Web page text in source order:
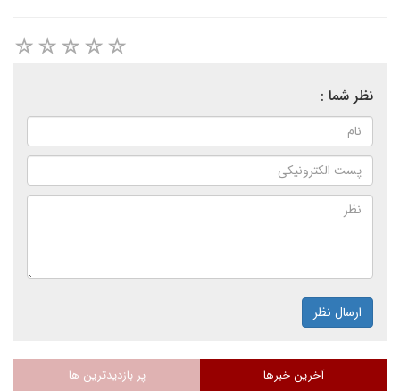
نظر شما :
ارسال نظر
آخرین خبرها پر بازدیدترین ها